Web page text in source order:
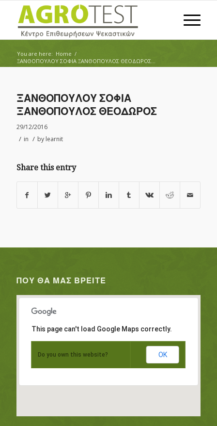
You are here: Home /
ΞΑΝΘΟΠΟΥΛΟΥ ΣΟΦΙΑ ΞΑΝΘΟΠΟΥΛΟΣ ΘΕΟΔΩΡΟΣ...
ΞΑΝΘΟΠΟΥΛΟΥ ΣΟΦΙΑ
ΞΑΝΘΟΠΟΥΛΟΣ ΘΕΟΔΩΡΟΣ
29/12/2016
/ in / by learnit
Share this entry
ΠΟΥ ΘΑ ΜΑΣ ΒΡΕΊΤΕ
This page can't load Google Maps correctly.
Do you own this website? OK